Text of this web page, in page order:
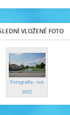
VLOŽENÉ FOTO
Fotografie - rok
2022